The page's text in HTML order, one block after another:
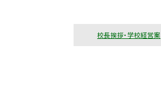
校長挨拶・学校経営案